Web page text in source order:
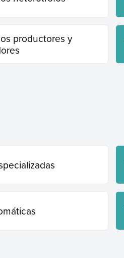
productores y